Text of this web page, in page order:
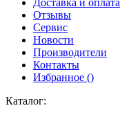
Отзывы
Сервис
Новости
Производители
Контакты
Избранное ()
Каталог: